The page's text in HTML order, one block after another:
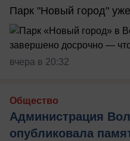
Парк "Новый город" уже
вчера в 20:32
Общество
Администрация
опубликовала